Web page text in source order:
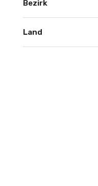
Bezirk
Land